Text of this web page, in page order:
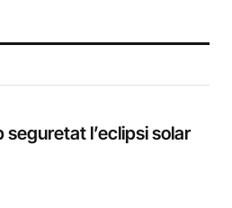
l’eclipsi solar